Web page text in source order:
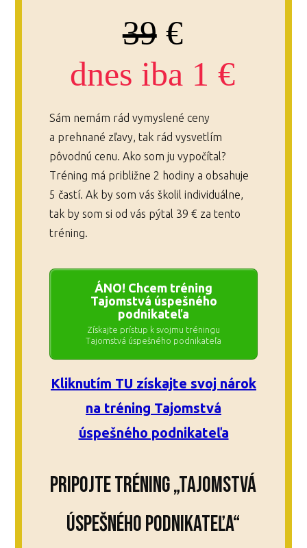
39€
dnes iba 1 €
Sám nemám rád vymyslené ceny
a prehnané zľavy, tak rád vysvetlím
pôvodnú cenu. Ako som ju vypočítal?
Tréning má približne 2 hodiny a obsahuje
5 častí. Ak by som vás školil individuálne,
tak by som si od vás pýtal 39 € za tento
tréning.
ÁNO! Chcem tréning
Tajomstvá úspešného
podnikateľa
Získajte prístup k svojmu tréningu
Tajomstvá úspešného podnikateľa
Kliknutím TU získajte svoj nárok
na tréning Tajomstvá
úspešného podnikateľa
Pripojte tréning „Tajomstvá
úspešného podnikateľa“